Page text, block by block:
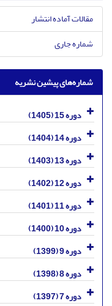
مقالات آماده انتشار
شماره جاری
شماره‌های پیشین نشریه
دوره 15 (1405)
دوره 14 (1404)
دوره 13 (1403)
دوره 12 (1402)
دوره 11 (1401)
دوره 10 (1400)
دوره 9 (1399)
دوره 8 (1398)
دوره 7 (1397)